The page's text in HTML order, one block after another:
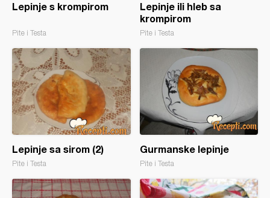
Lepinje s krompirom
Pite i Testa
Lepinje ili hleb sa
krompirom
Pite i Testa
Lepinje sa sirom (2)
Pite i Testa
Gurmanske lepinje
Pite i Testa